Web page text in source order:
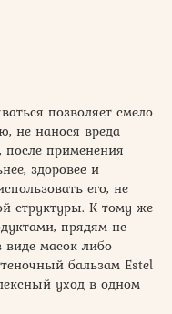
позволяет смело
не нанося вреда
применения
здоровее и
его, не
структуры. К тому же
прядям не
виде масок либо
бальзам Estel
уход в одном